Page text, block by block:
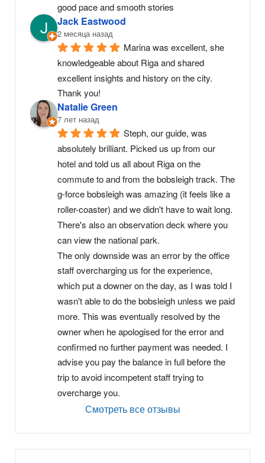
good pace and smooth stories
Jack Eastwood
2 месяца назад
Marina was excellent, she
knowledgeable about Riga and shared
excellent insights and history on the city.
Thank you!
Natalie Green
7 лет назад
Steph, our guide, was
absolutely brilliant. Picked us up from our
hotel and told us all about Riga on the
commute to and from the bobsleigh track. The
g-force bobsleigh was amazing (it feels like a
roller-coaster) and we didn't have to wait long.
There's also an observation deck where you
can view the national park.
The only downside was an error by the office
staff overcharging us for the experience,
which put a downer on the day, as I was told I
wasn't able to do the bobsleigh unless we paid
more. This was eventually resolved by the
owner when he apologised for the error and
confirmed no further payment was needed. I
advise you pay the balance in full before the
trip to avoid incompetent staff trying to
overcharge you.
Смотреть все отзывы